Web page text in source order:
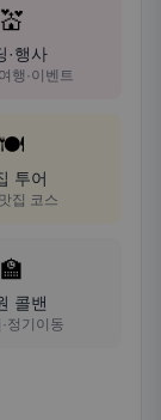
💒
·행사
행·이벤트
🍽️
투어
집 코스
🏫
콜밴
정기이동